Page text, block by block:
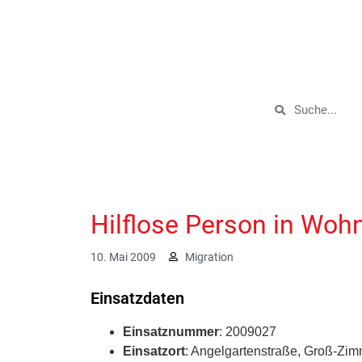
Hilflose Person in
10. Mai 2009 Migration
Einsatzdaten
Einsatznummer: 2009027
Einsatzort: Angelgartenstraße, Groß-